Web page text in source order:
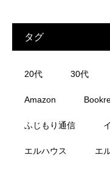
タグ
20代 30代
Amazon
ふじもり通信
エルハウス エ